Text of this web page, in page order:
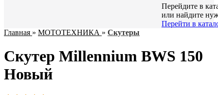
Перейдите в
или найдите
Перейти в
Главная » МОТОТЕХНИКА » Скутеры
Скутер Millennium BWS 150
Новый